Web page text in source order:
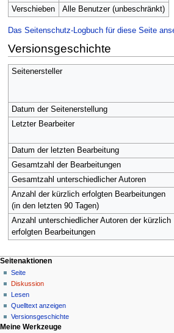
Verschieben
Alle Benutzer (unbeschränkt)
Das Seitenschutz-Logbuch für diese Seite
Versionsgeschichte
Seitenersteller
Datum der Seitenerstellung
Letzter Bearbeiter
Datum der letzten Bearbeitung
Gesamtzahl der Bearbeitungen
Gesamtzahl unterschiedlicher Autoren
Anzahl der kürzlich erfolgten Bearbeitungen
(in den letzten 90 Tagen)
Anzahl unterschiedlicher Autoren der kürzlich
erfolgten Bearbeitungen
N
a
v
g
a
Seitenaktionen
Seite
Diskussion
Lesen
Quelltext anzeigen
Versionsgeschichte
Meine Werkzeuge